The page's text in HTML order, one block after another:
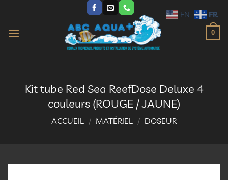
contenu
0
Kit tube Red Sea ReefDose Deluxe 4
couleurs (ROUGE / JAUNE)
ACCUEIL / MATÉRIEL / DOSEUR
EN FR